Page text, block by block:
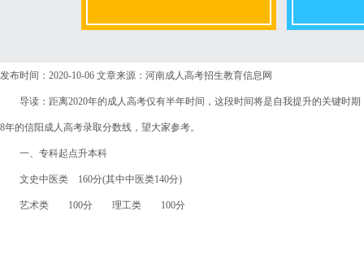
报名条件
考试时间
发布时间：2020-10-06 文章来源：河南成人高考招生教育信息网
导读：距离2020年的成人高考仅有半年时间，这段时间将是自我提升的关键时期
8年的信阳成人高考录取分数线，望大家参考。
一、专科起点升本科
文史中医类 160分(其中中医类140分)
艺术类 100分 理工类 100分